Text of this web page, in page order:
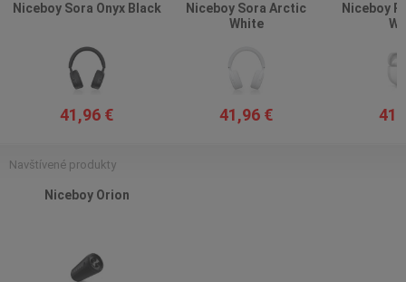
Niceboy Sora Onyx Black
41,96 €
Niceboy Sora Arctic
White
41,96 €
Niceboy
Navštívené produkty
Niceboy Orion